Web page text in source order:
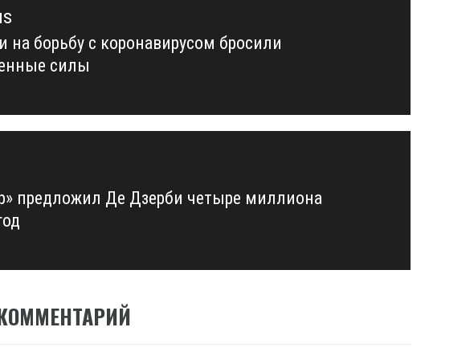
на борьбу с коронавирусом бросили
силы
предложил Де Дзерби четыре миллиона